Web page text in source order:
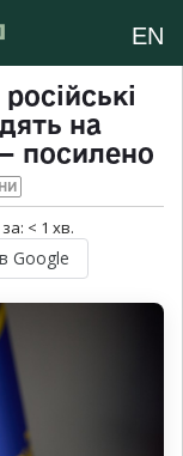
EN
на
посилено
< 1 хв.
Google